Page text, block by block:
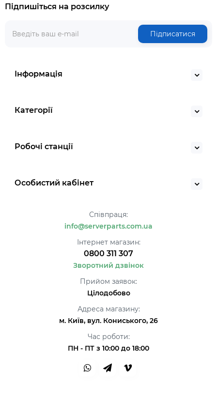
Підпишіться на розсилку
Підписатися
Інформація
Категорії
Робочі станції
Особистий кабінет
Співпраця:
info@serverparts.com.ua
Інтернет магазин:
0800 311 307
Зворотний дзвінок
Прийом заявок:
Цілодобово
Адреса магазину:
м. Київ, вул. Кониського, 26
Час роботи:
ПН - ПТ з 10:00 до 18:00